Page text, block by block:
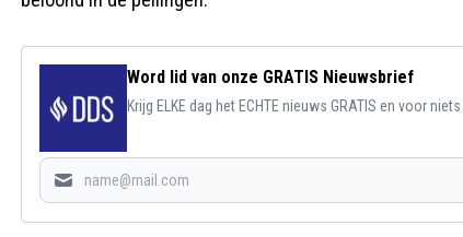
Word lid van onze GRATIS Nieuwsbrief
Krijg ELKE dag het ECHTE nieuws GRATIS en voor